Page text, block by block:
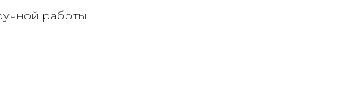
работы